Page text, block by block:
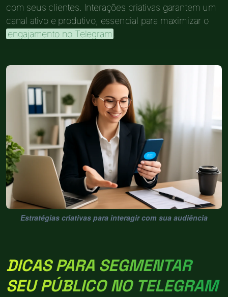
com seus clientes. Interações criativas garantem um
canal ativo e produtivo, essencial para maximizar o
engajamento no Telegram
Estratégias criativas para interagir com sua audiência
DICAS PARA SEGMENTAR
SEU PÚBLICO NO TELEGRAM